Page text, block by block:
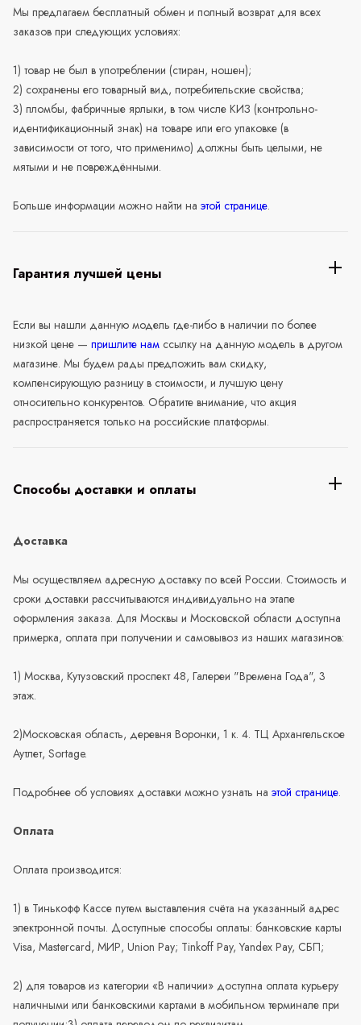
Мы предлагаем бесплатный обмен и полный возврат для всех
заказов при следующих условиях:
1) товар не был в употреблении (стиран, ношен);
2) сохранены его товарный вид, потребительские свойства;
3) пломбы, фабричные ярлыки, в том числе КИЗ (контрольно-
идентификационный знак) на товаре или его упаковке (в
зависимости от того, что применимо) должны быть целыми, не
мятыми и не повреждёнными.
Больше информации можно найти на этой странице.
Гарантия лучшей цены
Если вы нашли данную модель где-либо в наличии по более
низкой цене — пришлите нам ссылку на данную модель в другом
магазине. Мы будем рады предложить вам скидку,
компенсирующую разницу в стоимости, и лучшую цену
относительно конкурентов. Обратите внимание, что акция
распространяется только на российские платформы.
Способы доставки и оплаты
Доставка
Мы осуществляем адресную доставку по всей России. Стоимость и
сроки доставки рассчитываются индивидуально на этапе
оформления заказа. Для Москвы и Московской области доступна
примерка, оплата при получении и самовывоз из наших магазинов:
1) Москва, Кутузовский проспект 48, Галереи "Времена Года", 3
этаж.
2)Московская область, деревня Воронки, 1 к. 4. ТЦ Архангельское
Аутлет, Sortage.
Подробнее об условиях доставки можно узнать на этой странице.
Оплата
Оплата производится:
1) в Тинькофф Кассе путем выставления счёта на указанный адрес
электронной почты. Доступные способы оплаты: банковские карты
Visa, Mastercard, МИР, Union Pay; Tinkoff Pay, Yandex Pay, СБП;
2) для товаров из категории «В наличии» доступна оплата курьеру
наличными или банковскими картами в мобильном терминале при